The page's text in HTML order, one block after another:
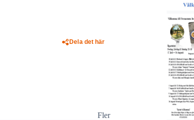
Dela det här
Fler